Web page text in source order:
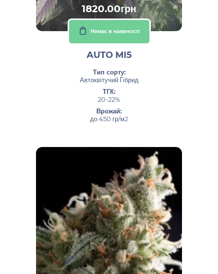
1820.00грн
Немає в наявності
AUTO MI5
Тип сорту:
Автоквітучий Гібрид
ТГК:
20-22%
Врожай:
до 450 гр/м2